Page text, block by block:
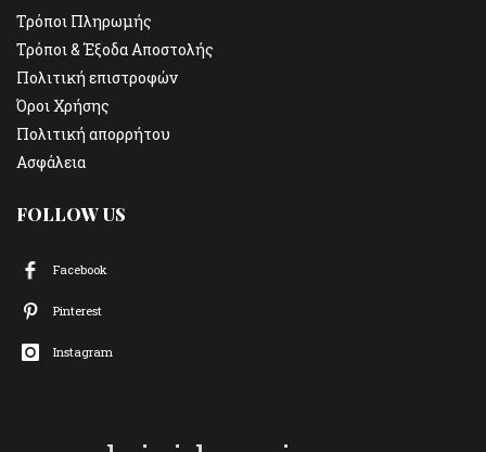
Τρόποι Πληρωμής
Τρόποι & Έξοδα Αποστολής
Πολιτική επιστροφών
Όροι Χρήσης
Πολιτική απορρήτου
Ασφάλεια
FOLLOW US
Facebook
Pinterest
Instagram